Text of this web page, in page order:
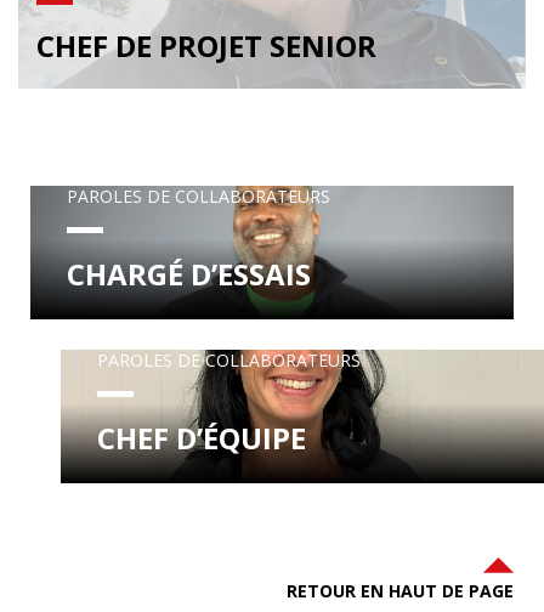
CHEF DE PROJET SENIOR
PAROLES DE COLLABORATEURS
CHARGÉ D’ESSAIS
PAROLES DE COLLABORATEURS
CHEF D’ÉQUIPE
RETOUR EN HAUT DE PAGE